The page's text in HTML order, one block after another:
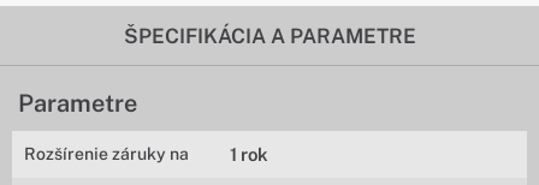
ŠPECIFIKÁCIA A PARAMETRE
Parametre
Rozšírenie záruky na 1 rok